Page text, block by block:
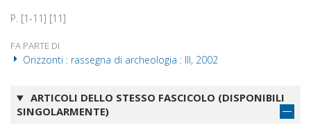
P. [1-11] [11]
FA PARTE DI
Orizzonti : rassegna di archeologia : III, 2002
ARTICOLI DELLO STESSO FASCICOLO (DISPONIBILI
SINGOLARMENTE)